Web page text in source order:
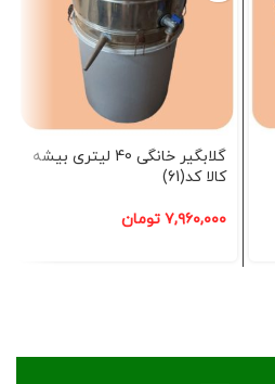
گلابگیر خانگی 40 لیتری بیشه
کالا کد(61)
۷,۹۶۰,۰۰۰ تومان